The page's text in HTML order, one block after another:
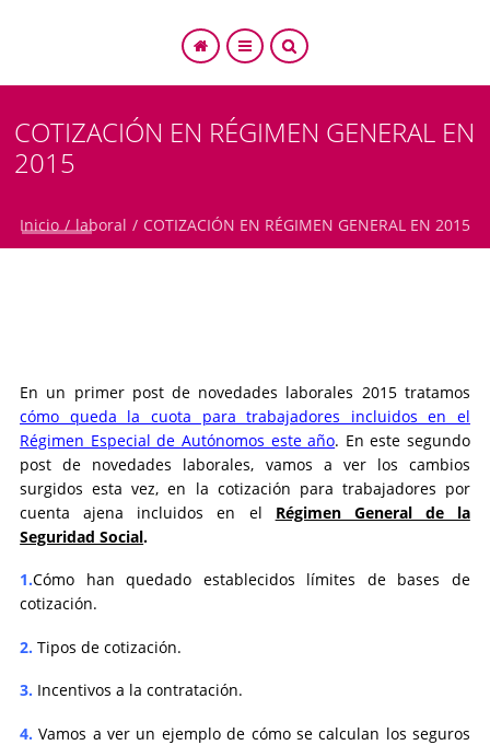
COTIZACIÓN EN RÉGIMEN GENERAL EN
2015
Inicio / laboral / COTIZACIÓN EN RÉGIMEN GENERAL EN 2015
En un primer post de novedades laborales 2015 tratamos
cómo queda la cuota para trabajadores incluidos en el
Régimen Especial de Autónomos este año. En este segundo
post de novedades laborales, vamos a ver los cambios
surgidos esta vez, en la cotización para trabajadores por
cuenta ajena incluidos en el Régimen General de la
Seguridad Social.
1.Cómo han quedado establecidos límites de bases de
cotización.
2. Tipos de cotización.
3. Incentivos a la contratación.
4. Vamos a ver un ejemplo de cómo se calculan los seguros